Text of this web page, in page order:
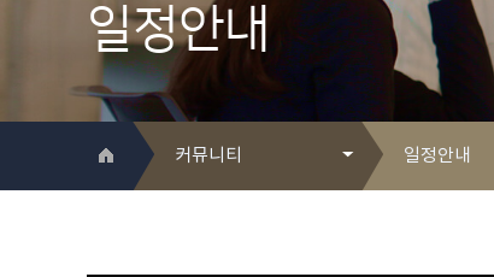
일정안내
커뮤니티
취업성공지원과
일정안내
자유게시판